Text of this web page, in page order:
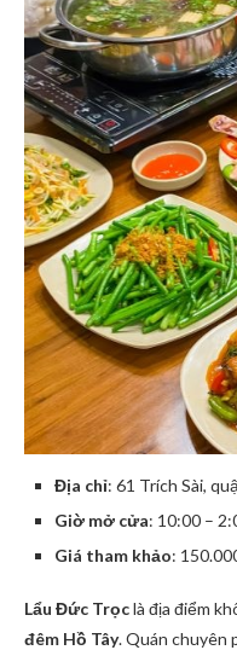
Địa chỉ: 61 Trích Sài,
Giờ mở cửa: 10:00 –
Giá tham khảo:
Lẩu Đức Trọclà địa điểm
đêm Hồ Tây. Quán chuyên